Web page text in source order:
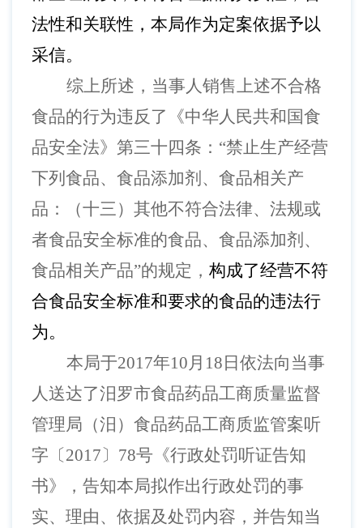
法性和关联性，本局作为定案依据予以
采信。
综上所述，当事人销售上述不合格
食品的行为违反了《中华人民共和国食
品安全法》第三十四条： “禁止生产经营
下列食品、食品添加剂、食品相关产
品：（十三）其他不符合法律、法规或
者食品安全标准的食品、食品添加剂、
食品相关产品”的规定， 构成了经营不符
合食品安全标准和要求的食品的违法行
为。
本局于2017年10月 18 日依法向当事
人送达了汨罗市食品药品工商质量监督
管理局（汨）食品药品工商质监管案听
字〔2017〕 78号 《行政处罚听证告知
书》
，告知本局拟作出行政处罚的事
实、理由、依据及处罚内容，并告知当